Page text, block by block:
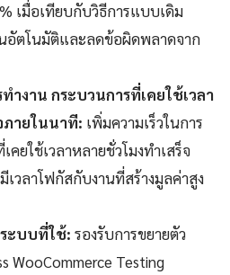
เมื่อเทียบกับวิธีการแบบเดิม
อัตโนมัติและลดข้อผิดพลาดจาก
ำงาน กระบวนการที่เคยใช้เวลา
ภายในนาที: เพิ่มความเร็วในการ
คยใช้เวลาหลายชั่วโมงทำเสร็จ
วลาโฟกัสกับงานที่สร้างมูลค่าสูง
ะบบที่ใช้: รองรับการขยายตัว
WooCommerce Testing